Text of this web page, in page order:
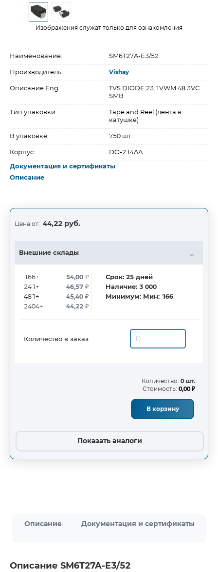
Изображения служат только для ознакомления
Наименование: SM6T27A-E3/52
Производитель: Vishay
Описание Eng:
TVS DIODE 23.1VWM 48.3VC
SMB
Тип упаковки:
Tape and Reel (лента в
катушке)
В упаковке: 750 шт
Корпус: DO-214AA
Документация и сертификаты
Описание
Цена от: 44,22 руб.
Внешние склады
166+
241+
481+
2404+
54,00₽
46,57₽
45,40₽
44,22₽
Срок:25дней
Наличие:3 000
Минимум: Мин: 166
Количество в заказ
Количество: 0 шт.
Стоимость: 0,00 ₽
В корзину
Показать аналоги
Описание Документация и сертификаты
Описание SM6T27A-E3/52